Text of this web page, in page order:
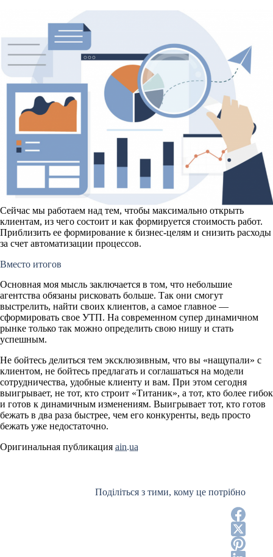
Сейчас мы работаем над тем, чтобы максимально открыть
клиентам, из чего состоит и как формируется стоимость работ.
Приблизить ее формирование к бизнес-целям и снизить расходы
за счет автоматизации процессов.
Вместо итогов
Основная моя мысль заключается в том, что небольшие
агентства обязаны рисковать больше. Так они смогут
выстрелить, найти своих клиентов, а самое главное —
сформировать свое УТП. На современном супер динамичном
рынке только так можно определить свою нишу и стать
успешным.
Не бойтесь делиться тем эксклюзивным, что вы «нащупали» с
клиентом, не бойтесь предлагать и соглашаться на модели
сотрудничества, удобные клиенту и вам. При этом сегодня
выигрывает, не тот, кто строит «Титаник», а тот, кто более гибок
и готов к динамичным изменениям. Выигрывает тот, кто готов
бежать в два раза быстрее, чем его конкуренты, ведь просто
бежать уже недостаточно.
Оригинальная публикация ain.ua
Поділіться з тими, кому це потрібно